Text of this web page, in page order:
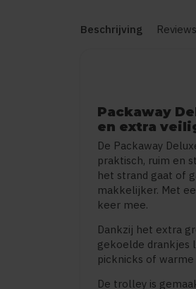
Beschrijving
Packaway
en extra
De Packaway
praktisch, ruim en
het strand gaat of
makkelijker. Met
keer mee.
Dankzij het extra
gekoelde drankjes
picknicks of
De trolley is